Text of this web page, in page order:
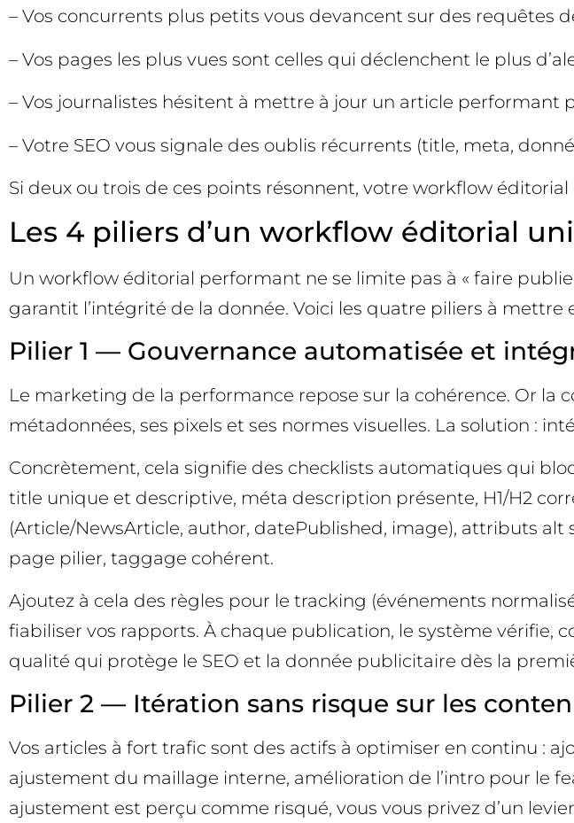
– Vos concurrents plus petits vous devancent sur des requêtes
– Vos pages les plus vues sont celles qui déclenchent le plus
– Vos journalistes hésitent à mettre à jour un article performant
– Votre SEO vous signale des oublis récurrents (title, meta,
Si deux ou trois de ces points résonnent, votre workflow
Les 4 piliers d’un workflow éditorial
Un workflow éditorial performant ne se limite pas à « faire
garantit l’intégrité de la donnée. Voici les quatre piliers à mettre
Pilier 1 — Gouvernance automatisée et
Le marketing de la performance repose sur la cohérence. Or
métadonnées, ses pixels et ses normes visuelles. La solution :
Concrètement, cela signifie des checklists automatiques qui
title unique et descriptive, méta description présente, H1/H2
(Article/NewsArticle, author, datePublished, image), attributs alt
page pilier, taggage cohérent.
Ajoutez à cela des règles pour le tracking (événements
fiabiliser vos rapports. À chaque publication, le système vérifie,
qualité qui protège le SEO et la donnée publicitaire dès la
Pilier 2 — Itération sans risque sur les
Vos articles à fort trafic sont des actifs à optimiser en continu :
ajustement du maillage interne, amélioration de l’intro pour le
ajustement est perçu comme risqué, vous vous privez d’un